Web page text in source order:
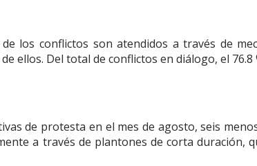
los conflictos son atendidos a través de
ellos. Del total de conflictos en diálogo, el 76.8
de protesta en el mes de agosto, seis
a través de plantones de corta duración,